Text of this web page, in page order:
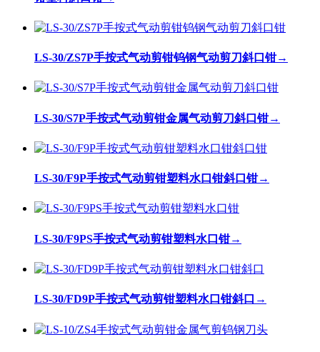
LS-30/ZS7P手按式气动剪钳钨钢气动剪刀斜口钳→
LS-30/S7P手按式气动剪钳金属气动剪刀斜口钳→
LS-30/F9P手按式气动剪钳塑料水口钳斜口钳→
LS-30/F9PS手按式气动剪钳塑料水口钳→
LS-30/FD9P手按式气动剪钳塑料水口钳斜口 →